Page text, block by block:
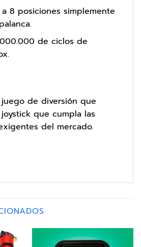
8 posiciones simplemente
de ciclos de
de diversión que
que cumpla las
del mercado.